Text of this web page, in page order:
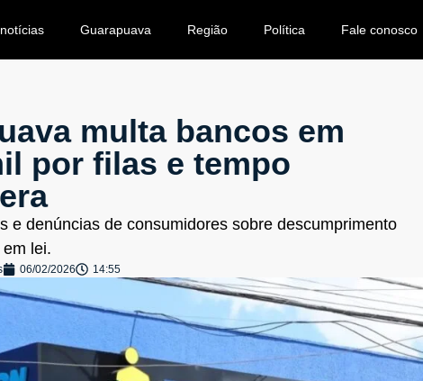
Guarapuava Região Política Fale conosco
multa bancos em
por filas e tempo
e denúncias de consumidores sobre descumprimento
lei.
06/02/2026 14:55